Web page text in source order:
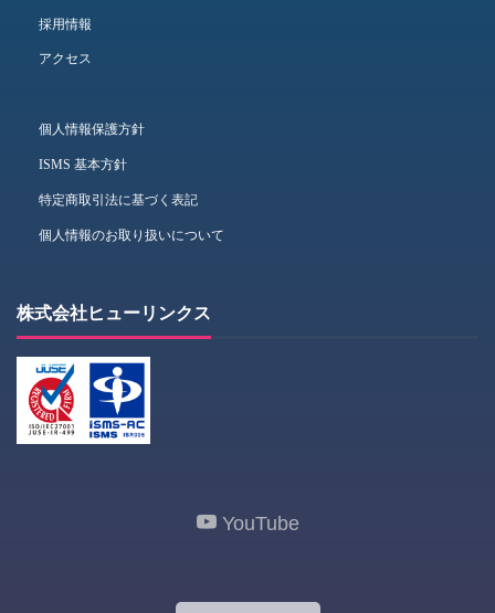
採用情報
アクセス
個人情報保護方針
ISMS 基本方針
特定商取引法に基づく表記
個人情報のお取り扱いについて
株式会社ヒューリンクス
YouTube